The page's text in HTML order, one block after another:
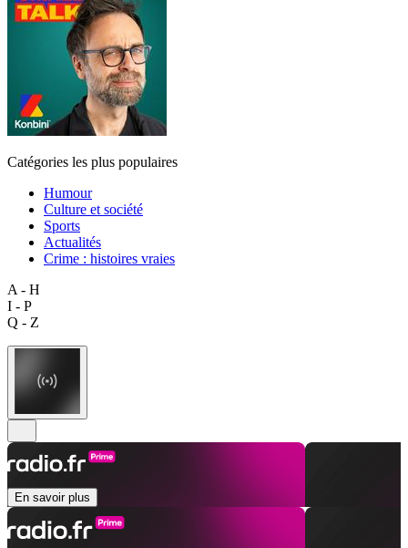
Catégories les plus populaires
Humour
Culture et société
Sports
Actualités
Crime : histoires vraies
A - H
I - P
Q - Z
En savoir plus